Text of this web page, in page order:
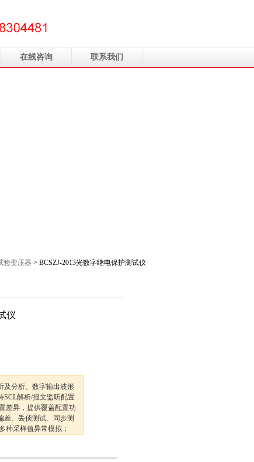
在线咨询 联系我们
验变压器 > BCSZJ-2013光数字继电保护测试仪
仪
及分析、数字输出波形
SCL解析/报文监听配置
差异，提供覆盖配置功
差、丢侦测试、同步测
种采样值异常模拟；